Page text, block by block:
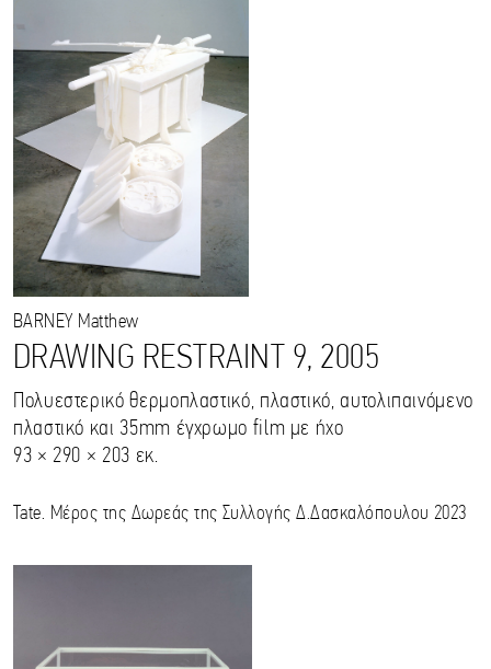
BARNEY Matthew
DRAWING RESTRAINT 9, 2005
Πολυεστερικό θερμοπλαστικό, πλαστικό, αυτολιπαινόμενο
πλαστικό και 35mm έγχρωμο film με ήχο
93 × 290 × 203 εκ.
Tate. Μέρος της Δωρεάς της Συλλογής Δ.Δασκαλόπουλου 2023